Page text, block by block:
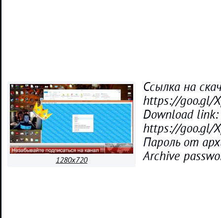
1280x720
Ссылка на
https://goo.gl/
Download link:
https://goo.gl/
Пароль от
Archive